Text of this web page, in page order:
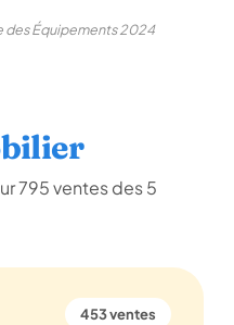
des Équipements 2024
795 ventes des 5
453 ventes